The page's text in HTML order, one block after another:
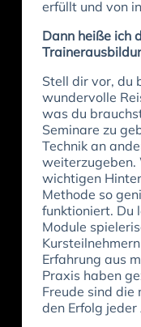
erfüllt und von
Dann heiße ich
Stell dir vor, du
wundervolle
was du
Seminare zu
Technik an
weiterzugeben.
wichtigen
Methode so
funktioniert. Du
Module
Erfahrung aus
Praxis haben
Freude sind die
den Erfolg